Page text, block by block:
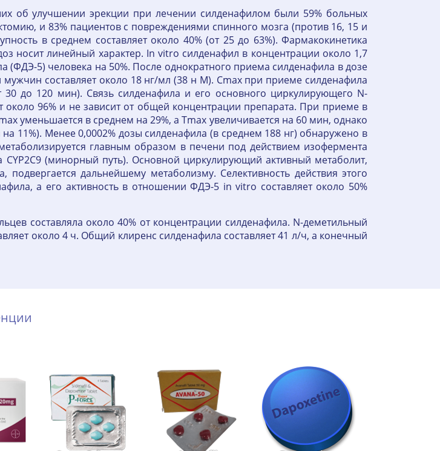
об улучшении эрекции при лечении силденафилом были 59% больных
и 83% пациентов с повреждениями спинного мозга (против 16, 15 и
в среднем составляет около 40% (от 25 до 63%). Фармакокинетика
носит линейный характер. In vitro силденафил в концентрации около 1,7
(ФДЭ-5) человека на 50%. После однократного приема силденафила в дозе
составляет около 18 нг/мл (38 н М). Cmax при приеме силденафила
до 120 мин). Связь силденафила и его основного циркулирующего N-
около 96% и не зависит от общей концентрации препарата. При приеме в
уменьшается в среднем на 29%, а Tmax увеличивается на 60 мин, однако
11%). Менее 0,0002% дозы силденафила (в среднем 188 нг) обнаружено в
главным образом в печени под действием изофермента
(минорный путь). Основной циркулирующий активный метаболит,
дальнейшему метаболизму. Селективность действия этого
а его активность в отношении ФДЭ-5 in vitro составляет около 50%
составляла около 40% от концентрации силденафила. N-деметильный
около 4 ч. Общий клиренс силденафила составляет 41 л/ч, а конечный